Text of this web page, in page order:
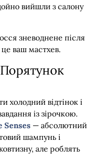
вийшли з салону
зневоднене після
ваш мастхев.
холодний відтінок і
із зірочкою.
Senses — абсолютний
шампунь і
але роблять